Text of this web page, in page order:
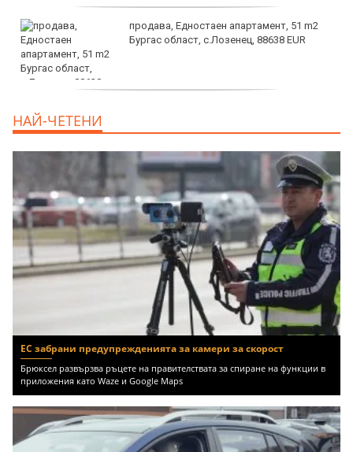
продава, Едностаен апартамент, 51 m2
Бургас област, с.Лозенец, 88638 EUR
EUR
НАЙ-ЧЕТЕНИ
ЕС забрани предупрежденията за камери за скорост
Брюксел развързва ръцете на правителствата за спиране на функции в
приложения като Waze и Google Maps